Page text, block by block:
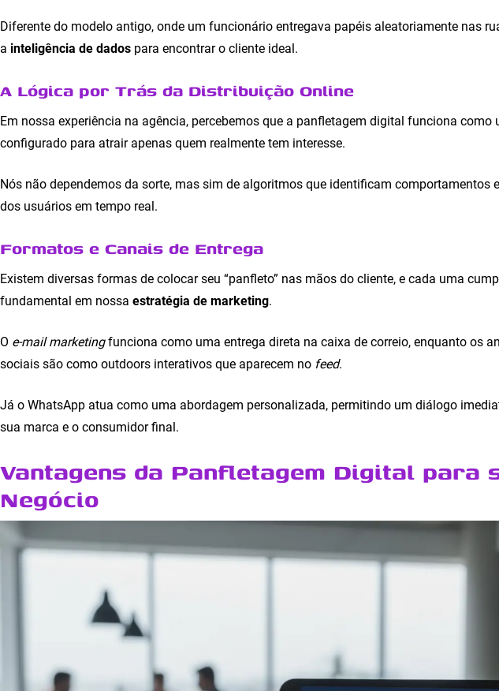
Diferente do modelo antigo, onde um funcionário entregava papéis aleatoriamente nas
a inteligência de dados para encontrar o cliente ideal.
A Lógica por Trás da Distribuição Online
Em nossa experiência na agência, percebemos que a panfletagem digital funciona como
configurado para atrair apenas quem realmente tem interesse.
Nós não dependemos da sorte, mas sim de algoritmos que identificam comportamentos
dos usuários em tempo real.
Formatos e Canais de Entrega
Existem diversas formas de colocar seu “panfleto” nas mãos do cliente, e cada uma
fundamental em nossa estratégia de marketing.
O e-mail marketingfunciona como uma entrega direta na caixa de correio, enquanto os
sociais são como outdoors interativos que aparecem no feed.
Já o WhatsApp atua como uma abordagem personalizada, permitindo um diálogo
sua marca e o consumidor final.
Vantagens da Panfletagem Digital para
Negócio